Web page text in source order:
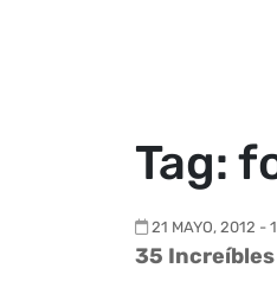
Tag:
21 MAYO, 2012 -
35